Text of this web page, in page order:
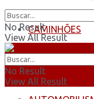
CAMINHÕES
ÔNIBUS
No Result
View All Result
No Result
View All Result